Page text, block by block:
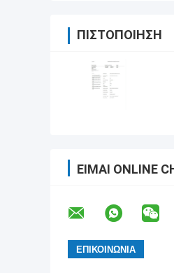
ΠΙΣΤΟΠΟΊΗΣΗ
ΕΊΜΑΙ ONLINE